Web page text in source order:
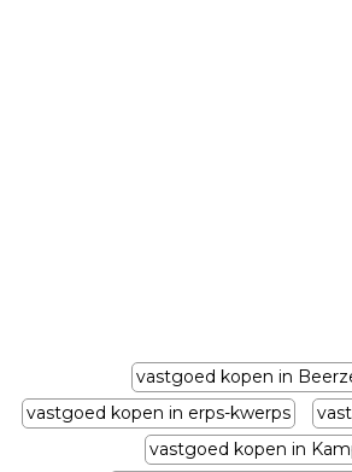
vastgoed kopen in
vastgoed kopen in erps-kwerps
vastgoed kopen in